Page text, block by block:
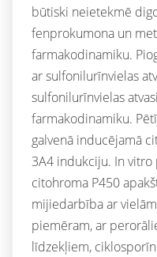
būtiski neietekmē
fenprokumona un
farmakodinamiku.
ar sulfonilurīnvielas
sulfonilurīnvielas
farmakodinamiku.
galvenā inducējamā
3A4 indukciju. In
citohroma P450
mijiedarbība ar
piemēram, ar
līdzekļiem,